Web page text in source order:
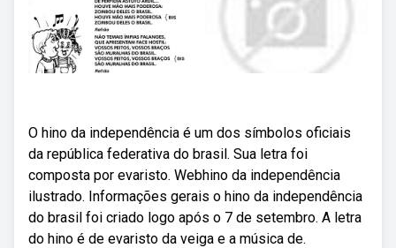
O hino da independência é um dos símbolos oficiais
da república federativa do brasil. Sua letra foi
composta por evaristo. Webhino da independência
ilustrado. Informações gerais o hino da independência
do brasil foi criado logo após o 7 de setembro. A letra
do hino é de evaristo da veiga e a música de.